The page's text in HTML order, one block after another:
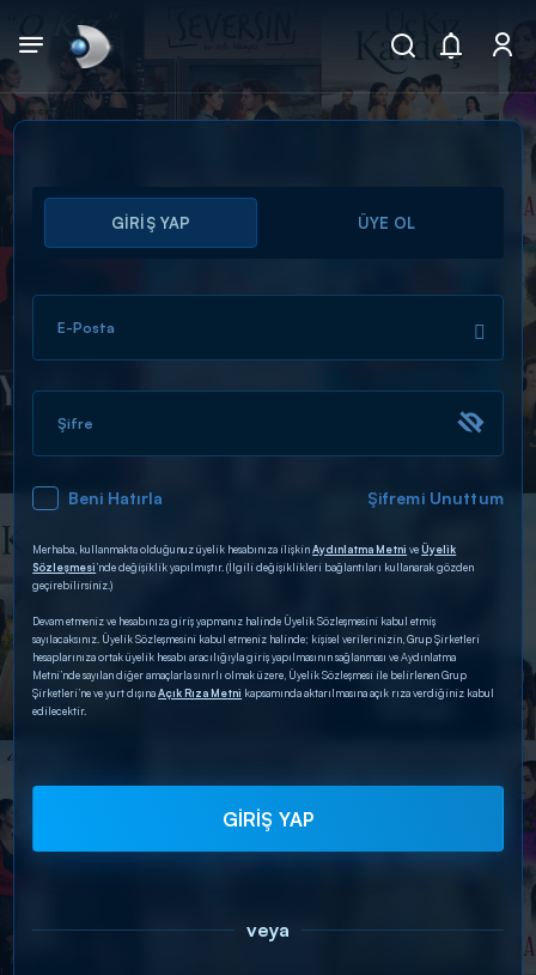
Arama
ARAMA SONUÇLARI
DİĞER SONUÇLAR
GİRİŞ YAP ÜYE OL
E-Posta
Şifre
Beni Hatırla Şifremi Unuttum
Merhaba, kullanmakta olduğunuz üyelik hesabınıza ilişkinAydınlatma Metni veÜyelik
Sözleşmesi’nde değişiklik yapılmıştır. (İlgili değişiklikleri bağlantıları kullanarak gözden
geçirebilirsiniz.)
Devam etmeniz ve hesabınıza giriş yapmanız halinde Üyelik Sözleşmesini kabul etmiş
sayılacaksınız. Üyelik Sözleşmesini kabul etmeniz halinde; kişisel verilerinizin, Grup Şirketleri
hesaplarınıza ortak üyelik hesabı aracılığıyla giriş yapılmasının sağlanması ve Aydınlatma
Metni’nde sayılan diğer amaçlarla sınırlı olmak üzere, Üyelik Sözleşmesi ile belirlenen Grup
Şirketleri’ne ve yurt dışınaAçık Rıza Metni kapsamında aktarılmasına açık rıza verdiğiniz kabul
edilecektir.
GİRİŞ YAP
veya